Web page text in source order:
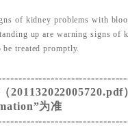
of kidney problems with
up are warning signs of
treated promptly.
为准